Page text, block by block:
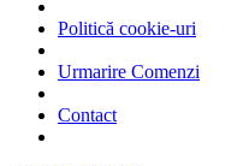
Politică cookie-uri
Urmarire Comenzi
Contact